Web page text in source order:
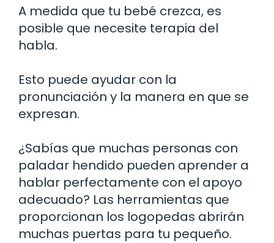
A medida que tu bebé crezca, es
posible que necesite terapia del
habla.
Esto puede ayudar con la
pronunciación y la manera en que se
expresan.
¿Sabías que muchas personas con
paladar hendido pueden aprender a
hablar perfectamente con el apoyo
adecuado? Las herramientas que
proporcionan los logopedas abrirán
muchas puertas para tu pequeño.